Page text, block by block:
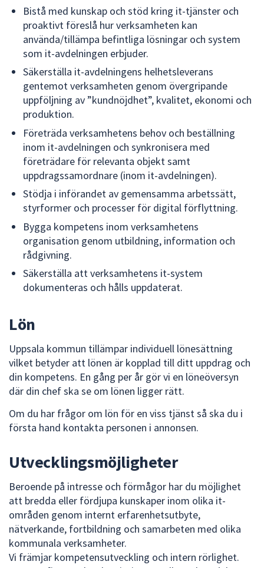
Bistå med kunskap och stöd kring it-tjänster och
proaktivt föreslå hur verksamheten kan
använda/tillämpa befintliga lösningar och system
som it-avdelningen erbjuder.
Säkerställa it-avdelningens helhetsleverans
gentemot verksamheten genom övergripande
uppföljning av ”kundnöjdhet”, kvalitet, ekonomi och
produktion.
Företräda verksamhetens behov och beställning
inom it-avdelningen och synkronisera med
företrädare för relevanta objekt samt
uppdragssamordnare (inom it-avdelningen).
Stödja i införandet av gemensamma arbetssätt,
styrformer och processer för digital förflyttning.
Bygga kompetens inom verksamhetens
organisation genom utbildning, information och
rådgivning.
Säkerställa att verksamhetens it-system
dokumenteras och hålls uppdaterat.
Lön
Uppsala kommun tillämpar individuell lönesättning
vilket betyder att lönen är kopplad till ditt uppdrag och
din kompetens. En gång per år gör vi en löneöversyn
där din chef ska se om lönen ligger rätt.
Om du har frågor om lön för en viss tjänst så ska du i
första hand kontakta personen i annonsen.
Utvecklingsmöjligheter
Beroende på intresse och förmågor har du möjlighet
att bredda eller fördjupa kunskaper inom olika it-
områden genom internt erfarenhetsutbyte,
nätverkande, fortbildning och samarbeten med olika
kommunala verksamheter.
Vi främjar kompetensutveckling och intern rörlighet.